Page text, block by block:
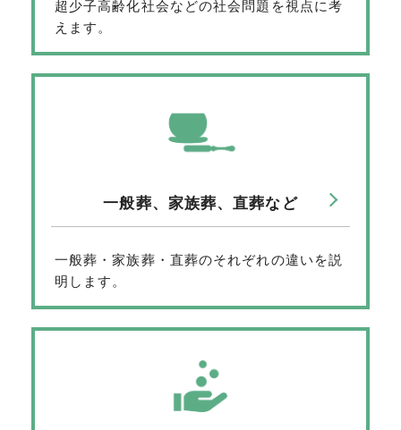
超少子高齢化社会などの社会問題を視点に考
えます。
一般葬、家族葬、直葬など
一般葬・家族葬・直葬のそれぞれの違いを説
明します。